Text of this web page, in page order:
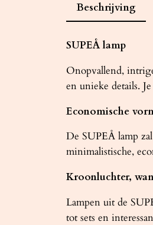
Beschrijving
SUPEÅ lamp
Onopvallend,
en unieke details.
Economische
De SUPEÅ lamp
minimalistische,
Kroonluchter,
Lampen uit de
tot sets en